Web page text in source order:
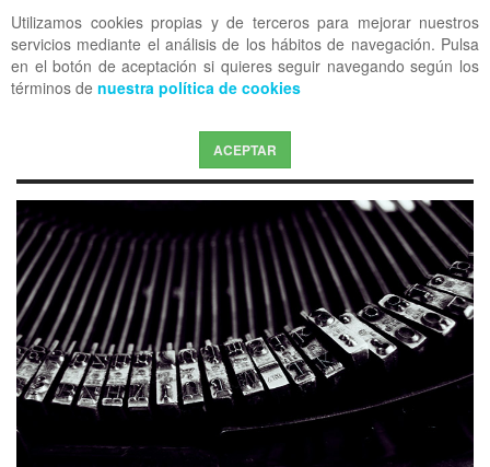
Utilizamos cookies propias y de terceros para mejorar nuestros
servicios mediante el análisis de los hábitos de navegación. Pulsa
en el botón de aceptación si quieres seguir navegando según los
términos de nuestra política de cookies
ACEPTAR
OFF CANVAS